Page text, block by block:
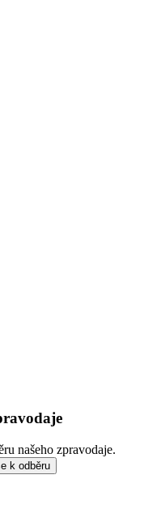
našeho zpravodaje.
k odběru